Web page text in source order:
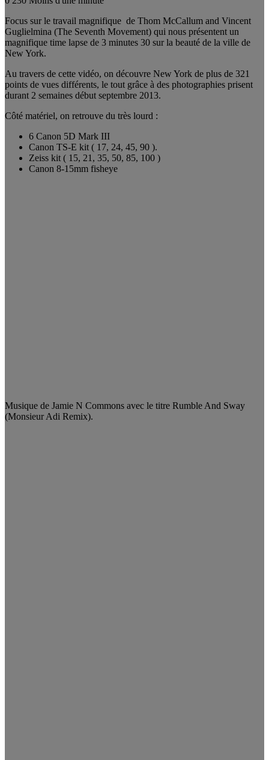
Focus sur le travail magnifique de Thom McCallum and Vincent
Guglielmina (The Seventh Movement) qui nous présentent un
magnifique time lapse de 3 minutes 30 sur la beauté de la ville de
New York.
Au travers de cette vidéo, on découvre New York de plus de 321
points de vues différents, le tout grâce à des photographies prisent
durant 2 semaines début septembre 2013.
Côté matériel, on retrouve du très lourd :
6 Canon 5D Mark III
Canon TS-E kit ( 17, 24, 45, 90 ).
Zeiss kit ( 15, 21, 35, 50, 85, 100 )
Canon 8-15mm fisheye
Musique de Jamie N Commons avec le titre Rumble And Sway
(Monsieur Adi Remix).